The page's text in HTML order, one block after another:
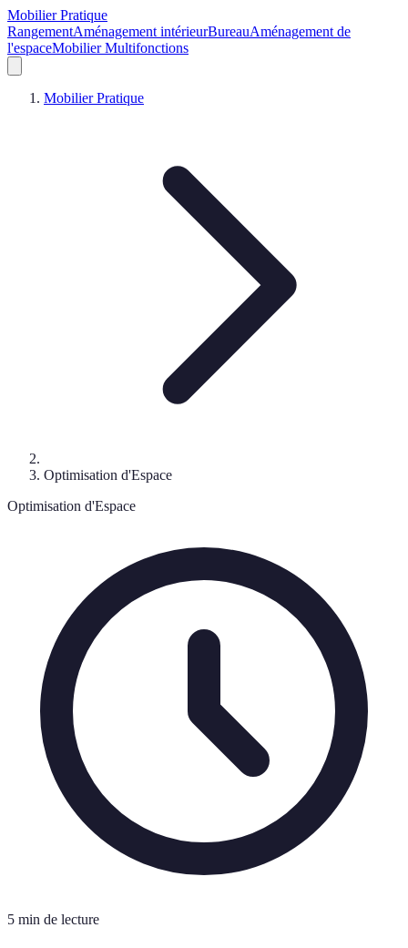
Mobilier Pratique
RangementAménagement intérieurBureauAménagement de
l'espaceMobilier Multifonctions
Mobilier Pratique
Optimisation d'Espace
Optimisation d'Espace
5 min de lecture